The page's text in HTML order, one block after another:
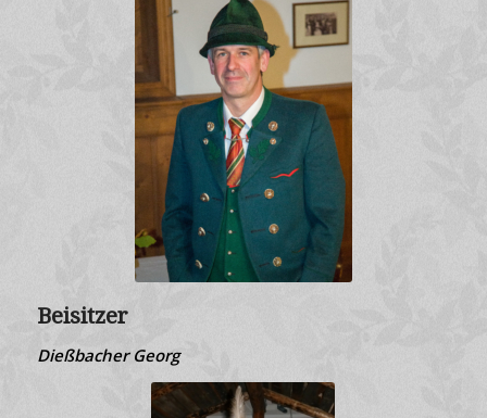
Beisitzer
Dießbacher Georg